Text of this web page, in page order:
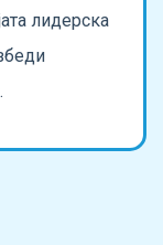
лидерска